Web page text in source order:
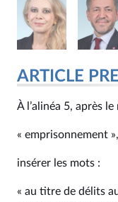
ARTICLE
À l’alinéa 5, après le
« emprisonnement »,
insérer les mots :
« au titre de délits